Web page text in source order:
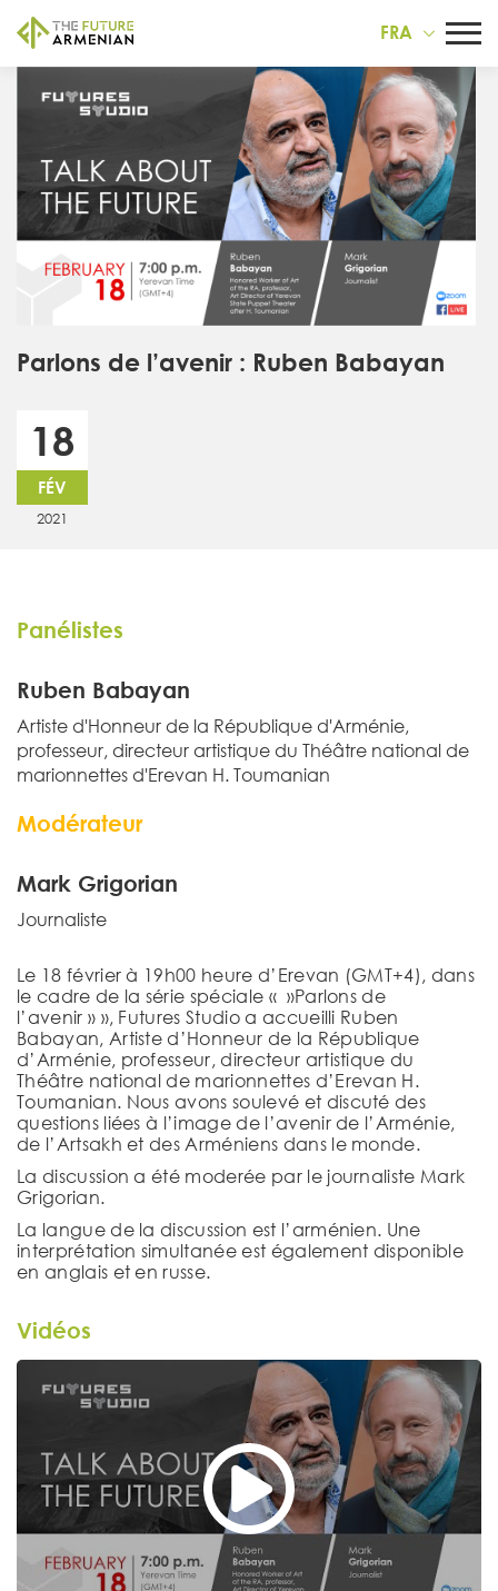
FRA
Parlons de l’avenir : Ruben Babayan
18
FÉV
2021
Panélistes
Ruben Babayan
Artiste d'Honneur de la République d'Arménie,
professeur, directeur artistique du Théâtre national de
marionnettes d'Erevan H. Toumanian
Modérateur
Mark Grigorian
Journaliste
Le 18 février à 19h00 heure d’Erevan (GMT+4), dans
le cadre de la série spéciale « »Parlons de
l’avenir » », Futures Studio a accueilli Ruben
Babayan, Artiste d’Honneur de la République
d’Arménie, professeur, directeur artistique du
Théâtre national de marionnettes d’Erevan H.
Toumanian. Nous avons soulevé et discuté des
questions liées à l’image de l’avenir de l’Arménie,
de l’Artsakh et des Arméniens dans le monde.
La discussion a été moderée par le journaliste Mark
Grigorian.
La langue de la discussion est l’arménien. Une
interprétation simultanée est également disponible
en anglais et en russe.
Vidéos